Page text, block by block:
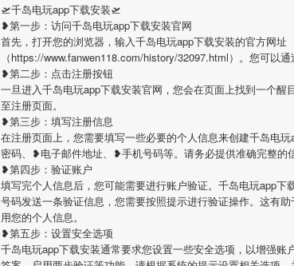
🛫千岛电玩app下载安装🛫
❥第一步：访问千岛电玩app下载安装官网
首先，打开您的浏览器，输入千岛电玩app下载安装的官方网址
（https://www.fanwen118.com/history/32097.html）。您可以
❥第二步：点击注册按钮
一旦进入千岛电玩app下载安装官网，您会在页面上找到一个醒
至注册页面。
❥第三步：填写注册信息
在注册页面上，您需要填写一些必要的个人信息来创建千岛电
密码、❥电子邮件地址、❥手机号码等。请务必提供准确完整的
❥第四步：验证账户
填写完个人信息后，您可能需要进行账户验证。千岛电玩app下
号码发送一条验证信息，您需要按照提示进行验证操作。这有
用您的个人信息。
❥第五步：设置安全选项
千岛电玩app下载安装通常要求您设置一些安全选项，以增强账